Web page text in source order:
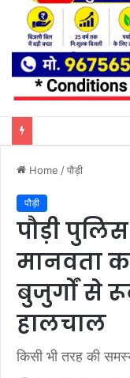
Home /पौड़ी
पौड़ी
पौड़ी
मानवता
बुजुर्गों से
हालचाल
किसी भी तरह की